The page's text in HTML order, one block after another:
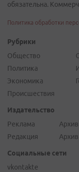
обязательна.
Политика обработки
Рубрики
Общество
Политика
Экономика
Происшествия
Издательство
Реклама
Редакция
Социальные сети
vkontakte